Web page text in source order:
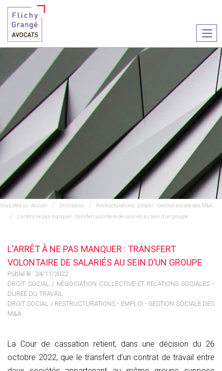
le
Vous êtes ici :Accueil Droit social
Restructurations - Emploi - Gestion sociale des M&A
L'arrêt à ne pas manquer : transfert volontaire de salariés au sein d’un groupe
L'ARRÊT À NE PAS MANQUER : TRANSFERT
VOLONTAIRE DE SALARIÉS AU SEIN D’UN GROUPE
Publié le : 24/11/2022
DROIT SOCIAL/ NÉGOCIATION COLLECTIVE ET RELATIONS SOCIALES -
DURÉE DU TRAVAIL
DROIT SOCIAL / RESTRUCTURATIONS - EMPLOI - GESTION SOCIALE DES
M&A
La Cour de cassation retient, dans une décision du 26
octobre 2022, que le transfert d’un contrat de travail entre